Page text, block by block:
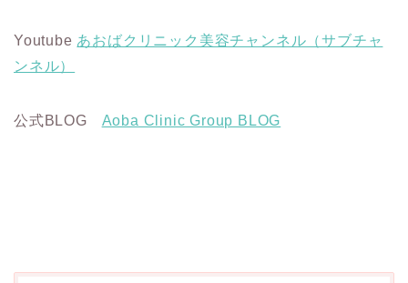
Youtube あおばクリニック美容チャンネル（サブチャ
ンネル）
公式BLOG Aoba Clinic Group BLOG